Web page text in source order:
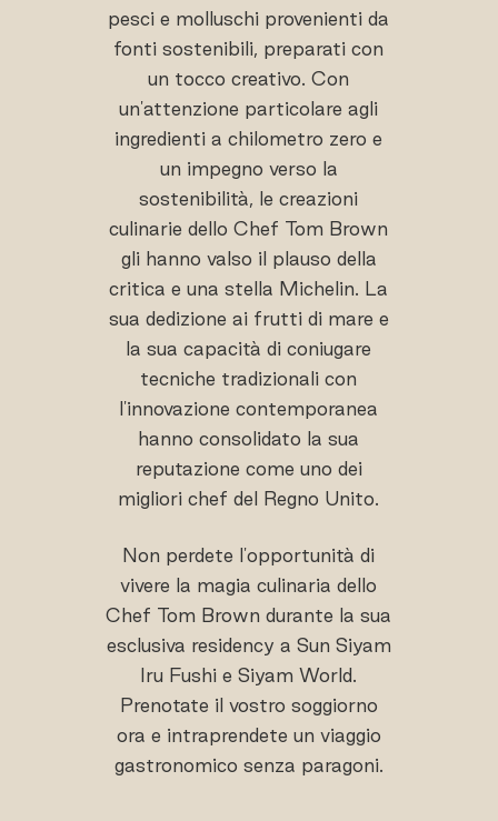
pesci e molluschi provenienti da
fonti sostenibili, preparati con
un tocco creativo. Con
un'attenzione particolare agli
ingredienti a chilometro zero e
un impegno verso la
sostenibilità, le creazioni
culinarie dello Chef Tom Brown
gli hanno valso il plauso della
critica e una stella Michelin. La
sua dedizione ai frutti di mare e
la sua capacità di coniugare
tecniche tradizionali con
l'innovazione contemporanea
hanno consolidato la sua
reputazione come uno dei
migliori chef del Regno Unito.
Non perdete l'opportunità di
vivere la magia culinaria dello
Chef Tom Brown durante la sua
esclusiva residency a Sun Siyam
Iru Fushi e Siyam World.
Prenotate il vostro soggiorno
ora e intraprendete un viaggio
gastronomico senza paragoni.